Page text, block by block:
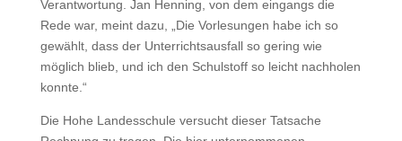
Verantwortung. Jan Henning, von dem eingangs die
Rede war, meint dazu, „Die Vorlesungen habe ich so
gewählt, dass der Unterrichtsausfall so gering wie
möglich blieb, und ich den Schulstoff so leicht nachholen
konnte.“
Die Hohe Landesschule versucht dieser Tatsache